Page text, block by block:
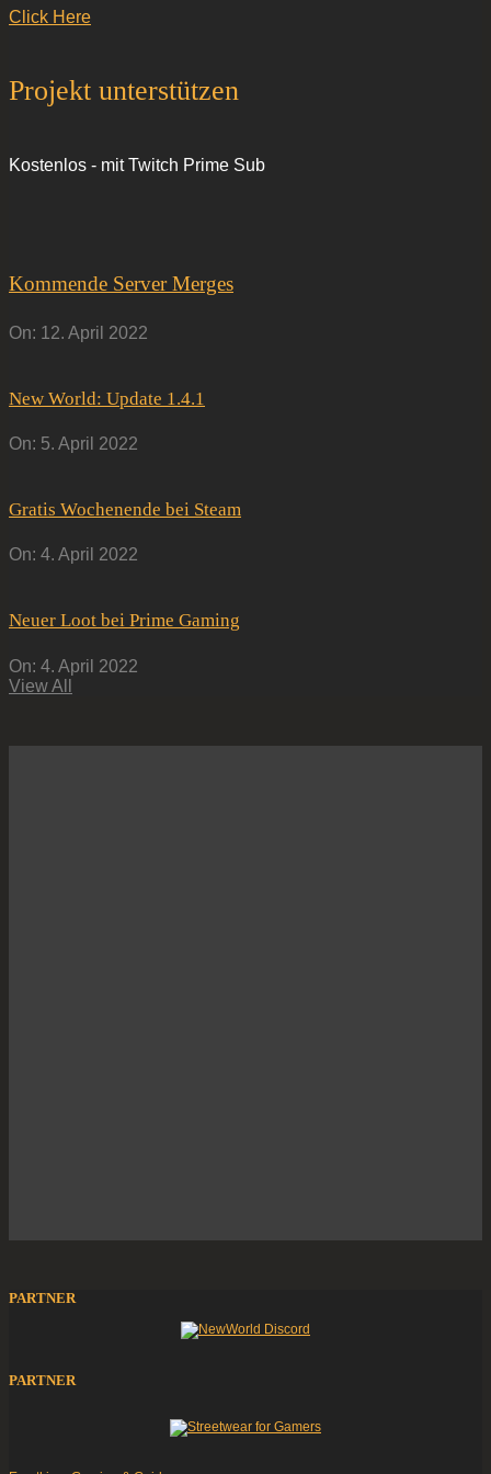
Click Here
Projekt unterstützen
Kostenlos - mit Twitch Prime Sub
Kommende Server Merges
On: 12. April 2022
New World: Update 1.4.1
On: 5. April 2022
Gratis Wochenende bei Steam
On: 4. April 2022
Neuer Loot bei Prime Gaming
On: 4. April 2022
View All
PARTNER
PARTNER